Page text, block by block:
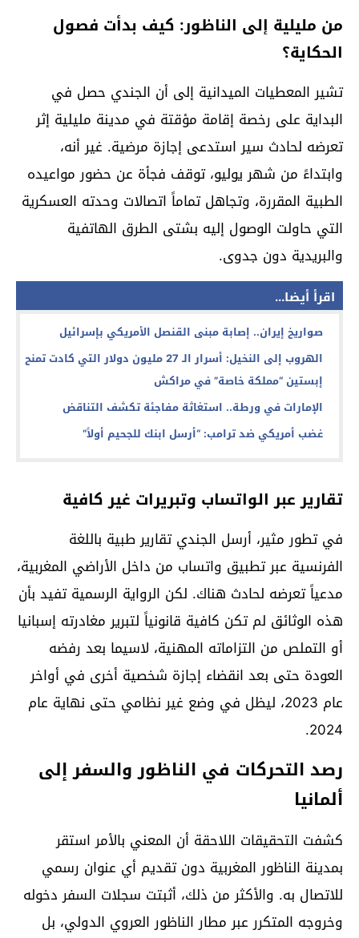
من مليلية إلى الناظور: كيف بدأت فصول
الحكاية؟
تشير المعطيات الميدانية إلى أن الجندي حصل في
البداية على رخصة إقامة مؤقتة في مدينة مليلية إثر
تعرضه لحادث سير استدعى إجازة مرضية. غير أنه،
وابتداءً من شهر يوليو، توقف فجأة عن حضور مواعيده
الطبية المقررة، وتجاهل تماماً اتصالات وحدته العسكرية
التي حاولت الوصول إليه بشتى الطرق الهاتفية
والبريدية دون جدوى.
اقرأ أيضا...
صواريخ إيران.. إصابة مبنى القنصل الأمريكي بإسرائيل
الهروب إلى النخيل: أسرار الـ 27 مليون دولار التي كادت تمنح
إبستين “مملكة خاصة” في مراكش
الإمارات في ورطة.. استغاثة مفاجئة تكشف التناقض
غضب أمريكي ضد ترامب: “أرسل ابنك للجحيم أولاً”
تقارير عبر الواتساب وتبريرات غير كافية
في تطور مثير، أرسل الجندي تقارير طبية باللغة
الفرنسية عبر تطبيق واتساب من داخل الأراضي المغربية،
مدعياً تعرضه لحادث هناك. لكن الرواية الرسمية تفيد بأن
هذه الوثائق لم تكن كافية قانونياً لتبرير مغادرته إسبانيا
أو التملص من التزاماته المهنية، لاسيما بعد رفضه
العودة حتى بعد انقضاء إجازة شخصية أخرى في أواخر
عام 2023، ليظل في وضع غير نظامي حتى نهاية عام
2024.
رصد التحركات في الناظور والسفر إلى
ألمانيا
كشفت التحقيقات اللاحقة أن المعني بالأمر استقر
بمدينة الناظور المغربية دون تقديم أي عنوان رسمي
للاتصال به. والأكثر من ذلك، أثبتت سجلات السفر دخوله
وخروجه المتكرر عبر مطار الناظور العروي الدولي، بل